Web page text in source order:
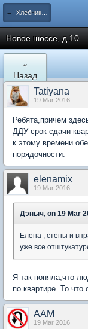
← Хлебниково
Новое шоссе, д.10
«
Назад
Tatiyana
19 Mar 2016
Ребята,причем
ДДУ срок сдачи
к этому времени
порядочности.
elenamix
19 Mar 2016
Дэныч, on 19 Mar
Елена , стены и
уже все
Я так поняла,что
по квартире. То
AAM
19 Mar 2016